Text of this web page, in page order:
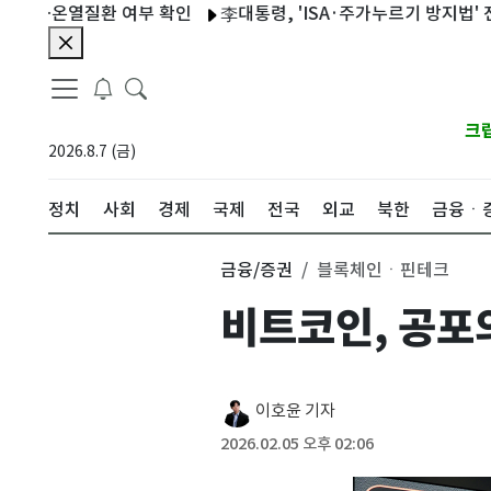
질환 여부 확인 李대통령, 'ISA·주가누르기 방지법' 전면 재검
2026.8.7 (금)
크
정치 사회 경제 국제 전국 외교 북한 금융ㆍ
금융/증권 블록체인ㆍ핀테크
비트코인, 공포
이호윤 기자
2026.02.05 오후 02:06